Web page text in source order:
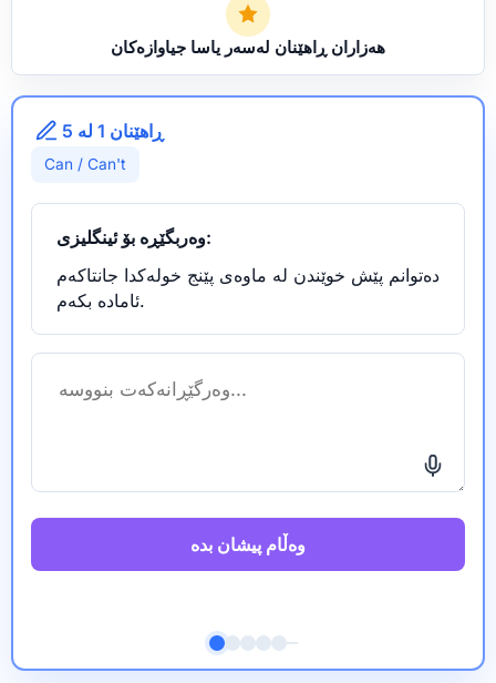
هەزاران ڕاهێنان لەسەر یاسا جیاوازەکان
ڕاهێنان 1 لە 5
Can / Can't
وەربگێڕە بۆ ئینگلیزی:
دەتوانم پێش خوێندن لە ماوەی پێنج خولەکدا جانتاکەم
ئامادە بکەم.
وەڵام پیشان بدە